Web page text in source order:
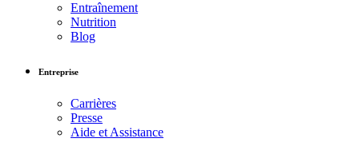
Entraînement
Nutrition
Blog
Entreprise
Carrières
Presse
Aide et Assistance